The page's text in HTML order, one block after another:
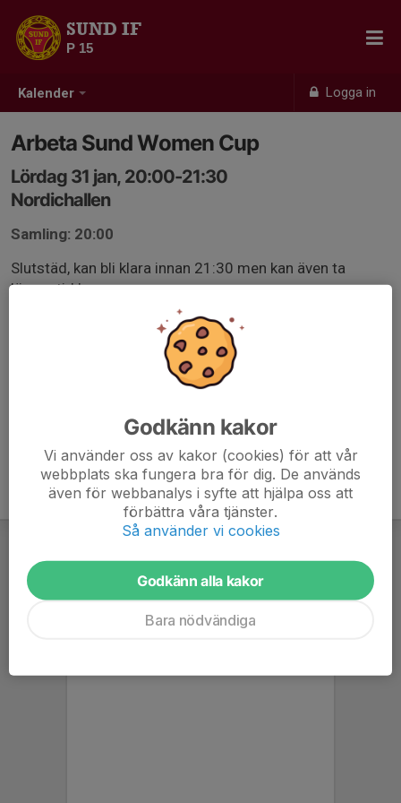
Kalender Logga in
SUND IF
P 15
Arbeta Sund Women Cup
Lördag 31 jan, 20:00-21:30
Nordichallen
Samling: 20:00
Slutstäd, kan bli klara innan 21:30 men kan även ta
längre tid !
Godkänn kakor
Vi använder oss av kakor (cookies) för att vår
webbplats ska fungera bra för dig. De används
även för webbanalys i syfte att hjälpa oss att
förbättra våra tjänster.
Så använder vi cookies
Godkänn alla kakor
Bara nödvändiga